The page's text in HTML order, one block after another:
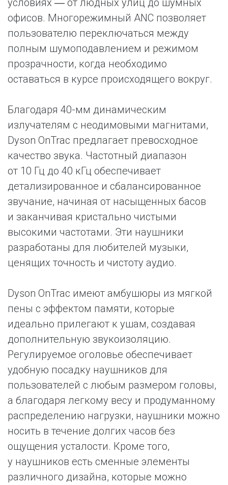
условиях ― от людных улиц до шумных
офисов. Многорежимный ANC позволяет
пользователю переключаться между
полным шумоподавлением и режимом
прозрачности, когда необходимо
оставаться в курсе происходящего вокруг.
Благодаря 40-мм динамическим
излучателям с неодимовыми магнитами,
Dyson OnTrac предлагает превосходное
качество звука. Частотный диапазон
от 10 Гц до 40 кГц обеспечивает
детализированное и сбалансированное
звучание, начиная от насыщенных басов
и заканчивая кристально чистыми
высокими частотами. Эти наушники
разработаны для любителей музыки,
ценящих точность и чистоту аудио.
Dyson OnTrac имеют амбушюры из мягкой
пены с эффектом памяти, которые
идеально прилегают к ушам, создавая
дополнительную звукоизоляцию.
Регулируемое оголовье обеспечивает
удобную посадку наушников для
пользователей с любым размером головы,
а благодаря легкому весу и продуманному
распределению нагрузки, наушники можно
носить в течение долгих часов без
ощущения усталости. Кроме того,
у наушников есть сменные элементы
различного дизайна, которые можно